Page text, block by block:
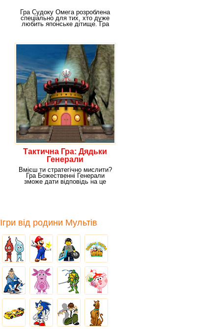
Гра Судоку Омега розроблена
спеціально для тих, хто дуже
любить японське дітище. Гра
Тактична Гра: Дядьки
Генерали
Вмієш ти стратегічно мислити?
Гра Божественні Генерали
зможе дати відповідь на це
Ігри від родини Мультів